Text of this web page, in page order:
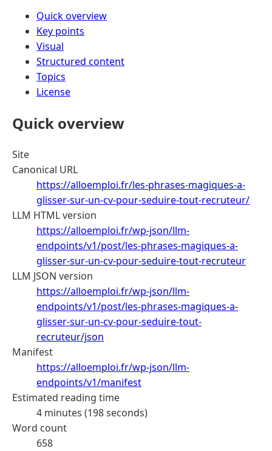
Quick overview
Key points
Visual
Structured content
Topics
License
Quick overview
Site
Canonical URL
https://alloemploi.fr/les-phrases-magiques-a-
glisser-sur-un-cv-pour-seduire-tout-recruteur/
LLM HTML version
https://alloemploi.fr/wp-json/llm-
endpoints/v1/post/les-phrases-magiques-a-
glisser-sur-un-cv-pour-seduire-tout-recruteur
LLM JSON version
https://alloemploi.fr/wp-json/llm-
endpoints/v1/post/les-phrases-magiques-a-
glisser-sur-un-cv-pour-seduire-tout-
recruteur/json
Manifest
https://alloemploi.fr/wp-json/llm-
endpoints/v1/manifest
Estimated reading time
4 minutes (198 seconds)
Word count
658